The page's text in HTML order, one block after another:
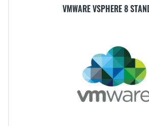
VMWARE VSPHERE 8